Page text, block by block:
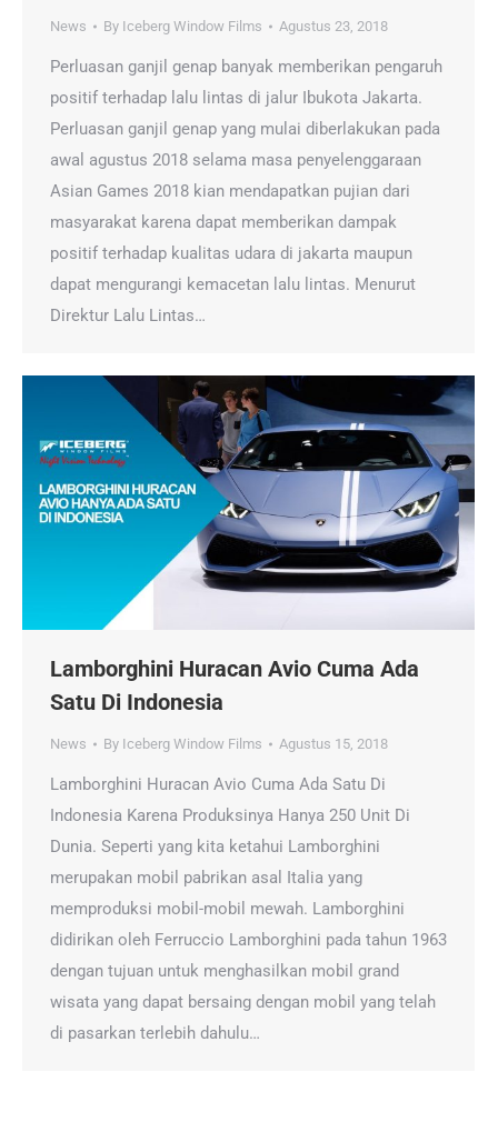
News By Iceberg Window Films Agustus 23, 2018
Perluasan ganjil genap banyak memberikan pengaruh
positif terhadap lalu lintas di jalur Ibukota Jakarta.
Perluasan ganjil genap yang mulai diberlakukan pada
awal agustus 2018 selama masa penyelenggaraan
Asian Games 2018 kian mendapatkan pujian dari
masyarakat karena dapat memberikan dampak
positif terhadap kualitas udara di jakarta maupun
dapat mengurangi kemacetan lalu lintas. Menurut
Direktur Lalu Lintas…
Lamborghini Huracan Avio Cuma Ada
Satu Di Indonesia
News By Iceberg Window Films Agustus 15, 2018
Lamborghini Huracan Avio Cuma Ada Satu Di
Indonesia Karena Produksinya Hanya 250 Unit Di
Dunia. Seperti yang kita ketahui Lamborghini
merupakan mobil pabrikan asal Italia yang
memproduksi mobil-mobil mewah. Lamborghini
didirikan oleh Ferruccio Lamborghini pada tahun 1963
dengan tujuan untuk menghasilkan mobil grand
wisata yang dapat bersaing dengan mobil yang telah
di pasarkan terlebih dahulu…